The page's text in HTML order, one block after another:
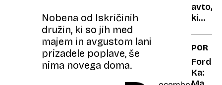
Nobena od Iskričinih
družin, ki so jih med
majem in avgustom lani
prizadele poplave, še
nima novega doma.
avto,
ki
vozila
dedek
in
Ford
Ka: